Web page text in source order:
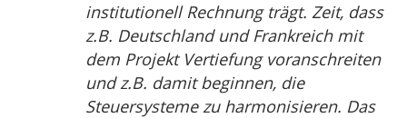
institutionell Rechnung trägt. Zeit, dass
z.B. Deutschland und Frankreich mit
dem Projekt Vertiefung voranschreiten
und z.B. damit beginnen, die
Steuersysteme zu harmonisieren. Das